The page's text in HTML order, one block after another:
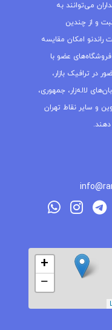
می‌توانند به
و از چندین
راندنو امکان مقایسه
فروشگاه‌های عضو با
در ترافیک بازار،
لاله‌زار، جمهوری،
و سایر نقاط تهران
+
−